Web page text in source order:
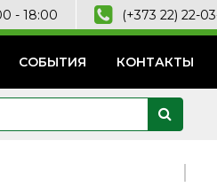
(+373 22) 22-
- 18:00
СОБЫТИЯ КОНТАКТЫ